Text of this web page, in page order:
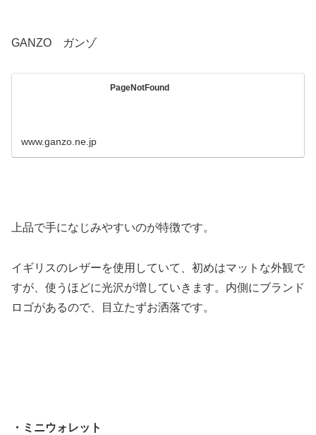
GANZO ガンゾ
PageNotFound
www.ganzo.ne.jp
上品で手になじみやすいのが特徴です。
イギリスのレザーを使用していて、初めはマットな外観で
すが、使うほどに光沢が増していきます。内側にブランド
ロゴがあるので、目立たずお洒落です。
・ミニウォレット